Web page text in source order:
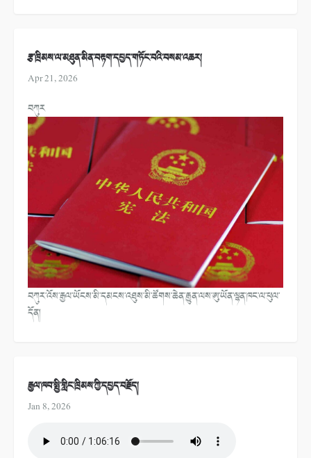
རྩ་ཁྲིམས་ལ་མཐུན་མིན་བརྟག་དཔྱད་གཏོང་བའི་བསམ་འཆར།
Apr 21, 2026
བཀུར
བཀུར་འོས་རྒྱལ་ཡོངས་མི་དམངས་འཐུས་མི་ཚོགས་ཆེན་རྒྱུན་ལས་ཨུ་ཡོན་ལྷན་ཁང་ལ་ཕུལ་
དོན།
རྒྱལ་ཁབ་སྤྱི་གླིང་ཁྲིམས་ཀྱི་དཔྱད་བརྗོད།
Jan 8, 2026